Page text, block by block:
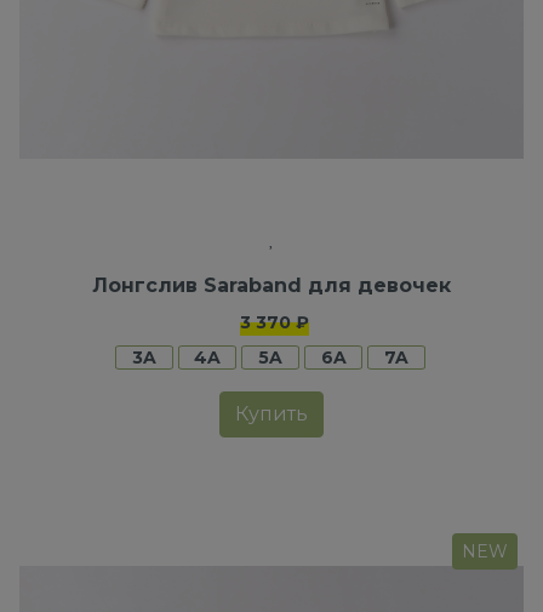
Лонгслив Saraband для девочек
3 370 ₽
3A
4A 5A 6A 7A
Купить
NEW